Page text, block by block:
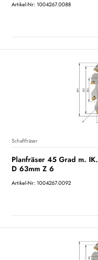
Artikel-Nr: 1004267.0088
Schaftfräser
Planfräser 45 Grad m. IK.
D 63mm Z 6
Artikel-Nr: 1004267.0092